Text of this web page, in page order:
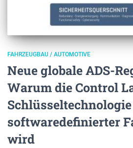
FAHRZEUGBAU / AUTOMOTIVE
Neue globale ADS-
Warum die Control
Schlüsseltechnologie
softwaredefinierter
wird